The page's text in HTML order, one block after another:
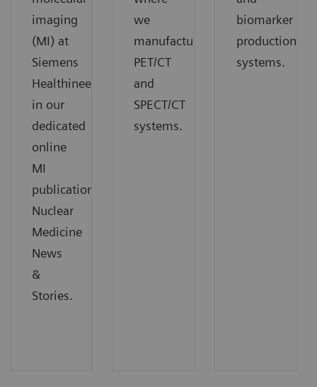
imaging
(MI) at
Siemens
Healthineers
in our
dedicated
online
MI
publication
Nuclear
Medicine
News
&
Stories.
we
manufacture
PET/CT
and
SPECT/CT
systems.
biomarker
production
systems.